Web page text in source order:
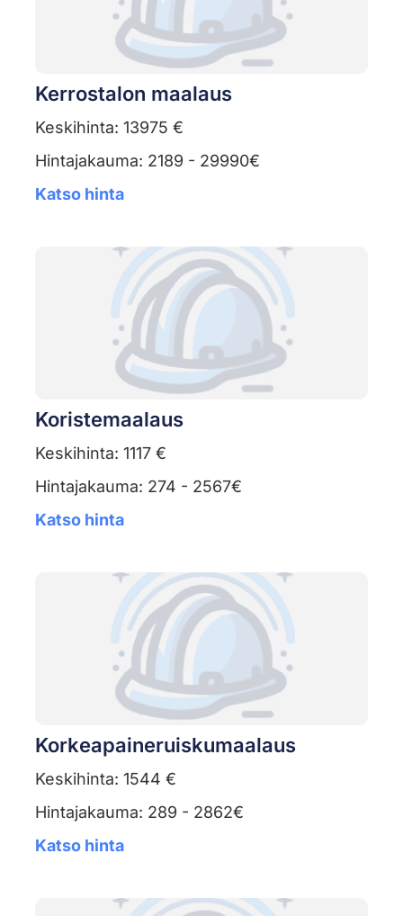
Kerrostalon maalaus
Keskihinta: 13975 €
Hintajakauma: 2189 - 29990€
Katso hinta
Koristemaalaus
Keskihinta: 1117 €
Hintajakauma: 274 - 2567€
Katso hinta
Korkeapaineruiskumaalaus
Keskihinta: 1544 €
Hintajakauma: 289 - 2862€
Katso hinta